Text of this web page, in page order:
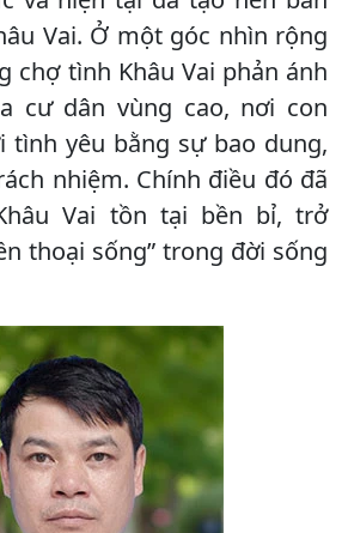
Vai. Ở một góc nhìn rộng
chợ tình Khâu Vai phản ánh
cư dân vùng cao, nơi con
tình yêu bằng sự bao dung,
nhiệm. Chính điều đó đã
Vai tồn tại bền bỉ, trở
thoại sống” trong đời sống